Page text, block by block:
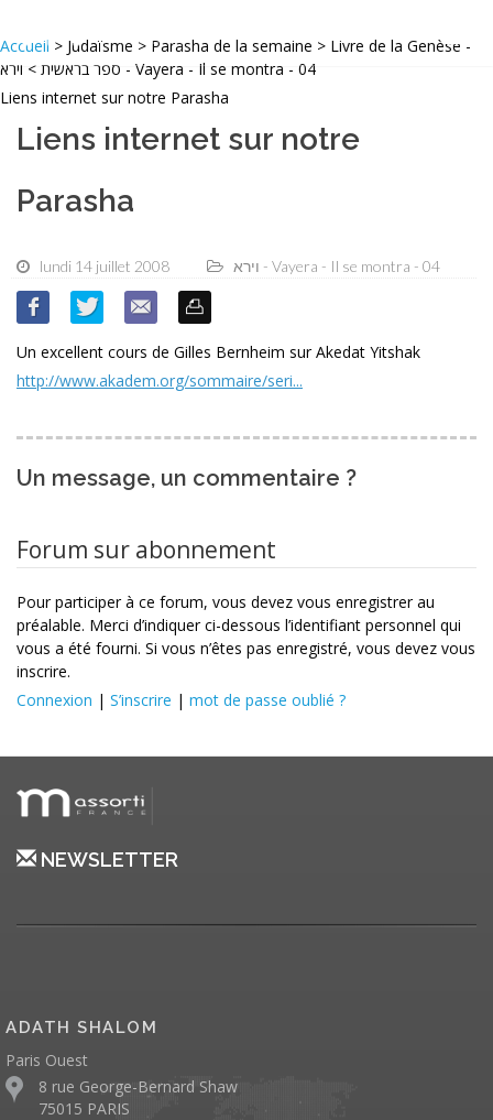
Accueil > Judaïsme > Parasha de la semaine > Livre de la Genèse -
ספר בראשית > וירא - Vayera - Il se montra - 04
Liens internet sur notre Parasha
Liens internet sur notre
Parasha
lundi 14 juillet 2008 וירא - Vayera - Il se montra - 04
Un excellent cours de Gilles Bernheim sur Akedat Yitshak
http://www.akadem.org/sommaire/seri...
Un message, un commentaire ?
Forum sur abonnement
Pour participer à ce forum, vous devez vous enregistrer au
préalable. Merci d’indiquer ci-dessous l’identifiant personnel qui
vous a été fourni. Si vous n’êtes pas enregistré, vous devez vous
inscrire.
Connexion | S’inscrire | mot de passe oublié ?
NEWSLETTER
ADATH SHALOM
Paris Ouest
8 rue George-Bernard Shaw
75015 PARIS